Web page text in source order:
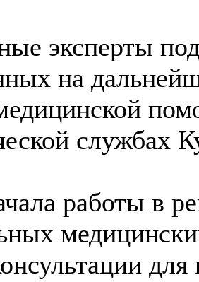
эксперты
на
службах
работы в